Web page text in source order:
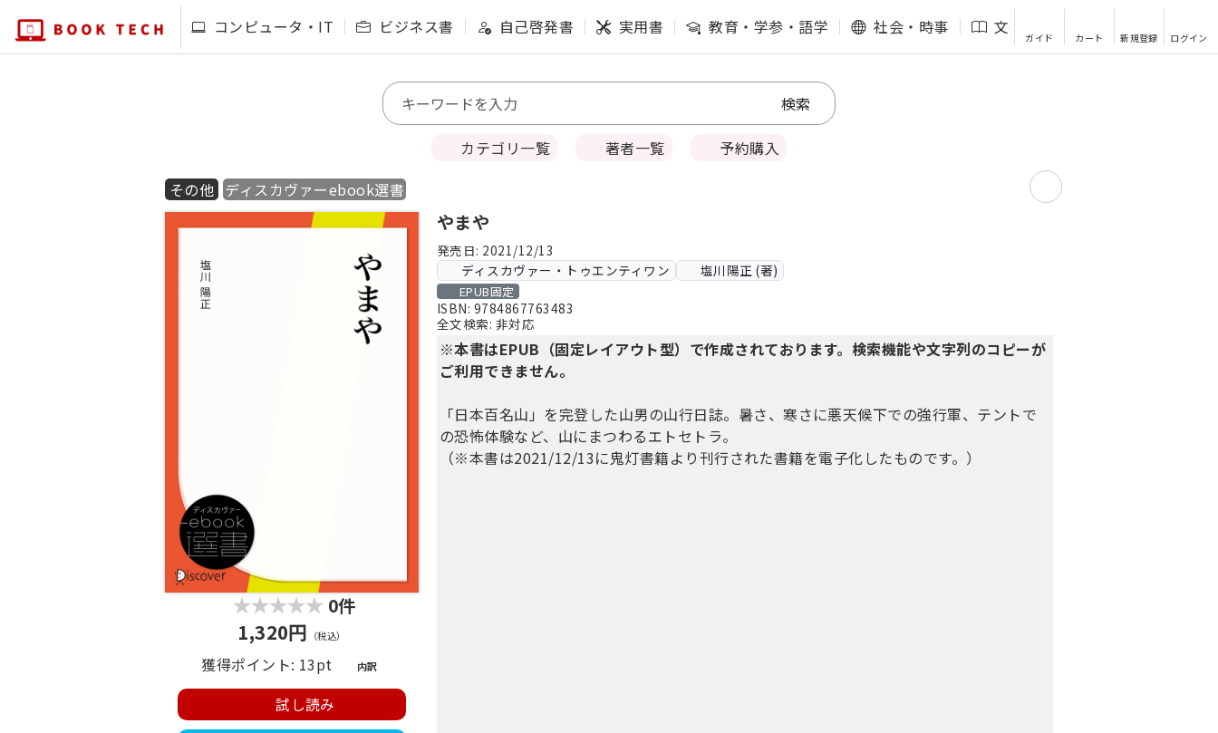
コンピュータ・IT ビジネス書 自己啓発書 実用書 教育・学参・語学 社会・時事 文芸・エッセイ
ガイド カート 新規登録 ログイン
カテゴリ一覧 著者一覧
予約購入
その他 ディスカヴァーebook選書
0件
1,320円 （税込）
獲得ポイント: 13pt 内訳
試し読み
やまや
発売日: 2021/12/13
ディスカヴァー・トゥエンティワン
塩川陽正 (著)
EPUB固定
ISBN: 9784867763483
全文検索: 非対応
※本書はEPUB（固定レイアウト型）で作成されております。検索機能や文字列のコピーが
ご利用できません。
「日本百名山」を完登した山男の山行日誌。暑さ、寒さに悪天候下での強行軍、テントで
の恐怖体験など、山にまつわるエトセトラ。
（※本書は2021/12/13に鬼灯書籍より刊行された書籍を電子化したものです。）